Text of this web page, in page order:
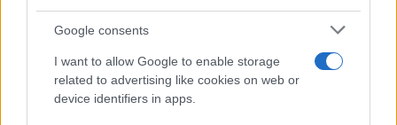
Google consents
I want to allow Google to enable storage
related to advertising like cookies on web or
device identifiers in apps.